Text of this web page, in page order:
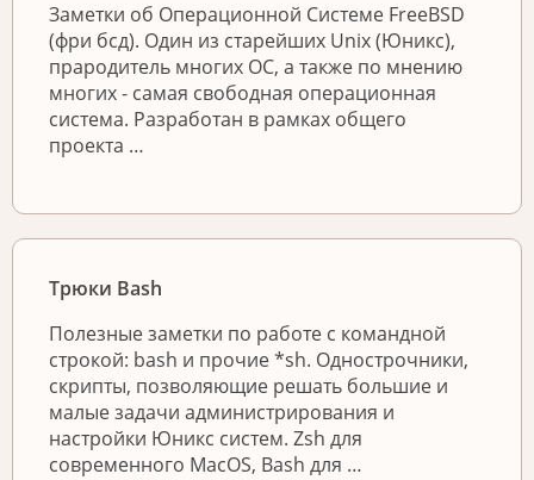
Заметки об Операционной Системе FreeBSD
(фри бсд). Один из старейших Unix (Юникс),
прародитель многих ОС, а также по мнению
многих - самая свободная операционная
система. Разработан в рамках общего
проекта …
Трюки Bash
Полезные заметки по работе с командной
строкой: bash и прочие *sh. Однострочники,
скрипты, позволяющие решать большие и
малые задачи администрирования и
настройки Юникс систем. Zsh для
современного MacOS, Bash для …